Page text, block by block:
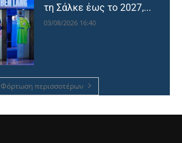
τη Σάλκε έως το 2027,...
03/08/2026 16:40
Φόρτωση περισσοτέρων